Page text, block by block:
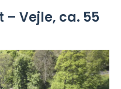
Vejle, ca. 55